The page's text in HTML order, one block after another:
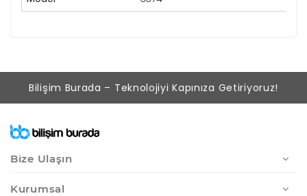
Bilişim Burada – Teknolojiyi Kapınıza Getiriyoruz!
Bize Ulaşın
Kurumsal